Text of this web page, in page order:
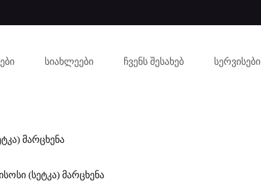
სიახლეები ჩვენს შესახებ სერვისები
მარცხენა
(სეტკა) მარცხენა